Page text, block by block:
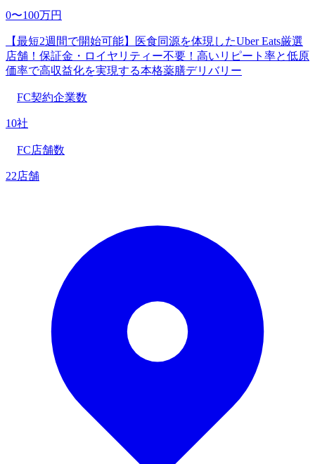
0〜100万円
【最短2週間で開始可能】医食同源を体現したUber Eats厳選
店舗！保証金・ロイヤリティー不要！高いリピート率と低原
価率で高収益化を実現する本格薬膳デリバリー
FC契約企業数
10社
FC店舗数
22店舗